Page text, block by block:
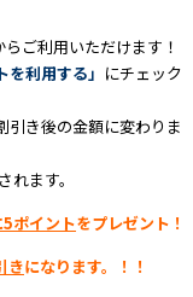
ご利用いただけます！
を利用する」 にチェック
引き後の金額に変わりま
れます。
ポイントをプレゼント！
きになります。！！